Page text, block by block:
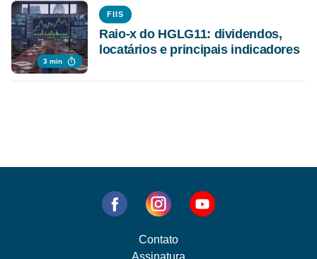
3 min
FIIS
Raio-x do HGLG11: dividendos,
locatários e principais indicadores
Contato